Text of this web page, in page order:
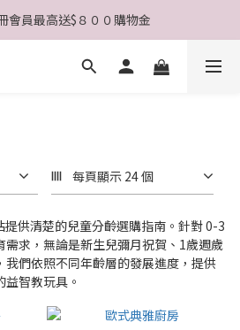
21(二)起 價格調整事宜
會員最高送$８００購物金
4/21(二)起 價格調整事宜
每頁顯示 24 個
供清楚的兒童分齡選購指南。針對 0-3
需求，無論是新生兒彌月祝賀、1歲週歲
我們依照不同年齡層的發展進度，提供
智教玩具。